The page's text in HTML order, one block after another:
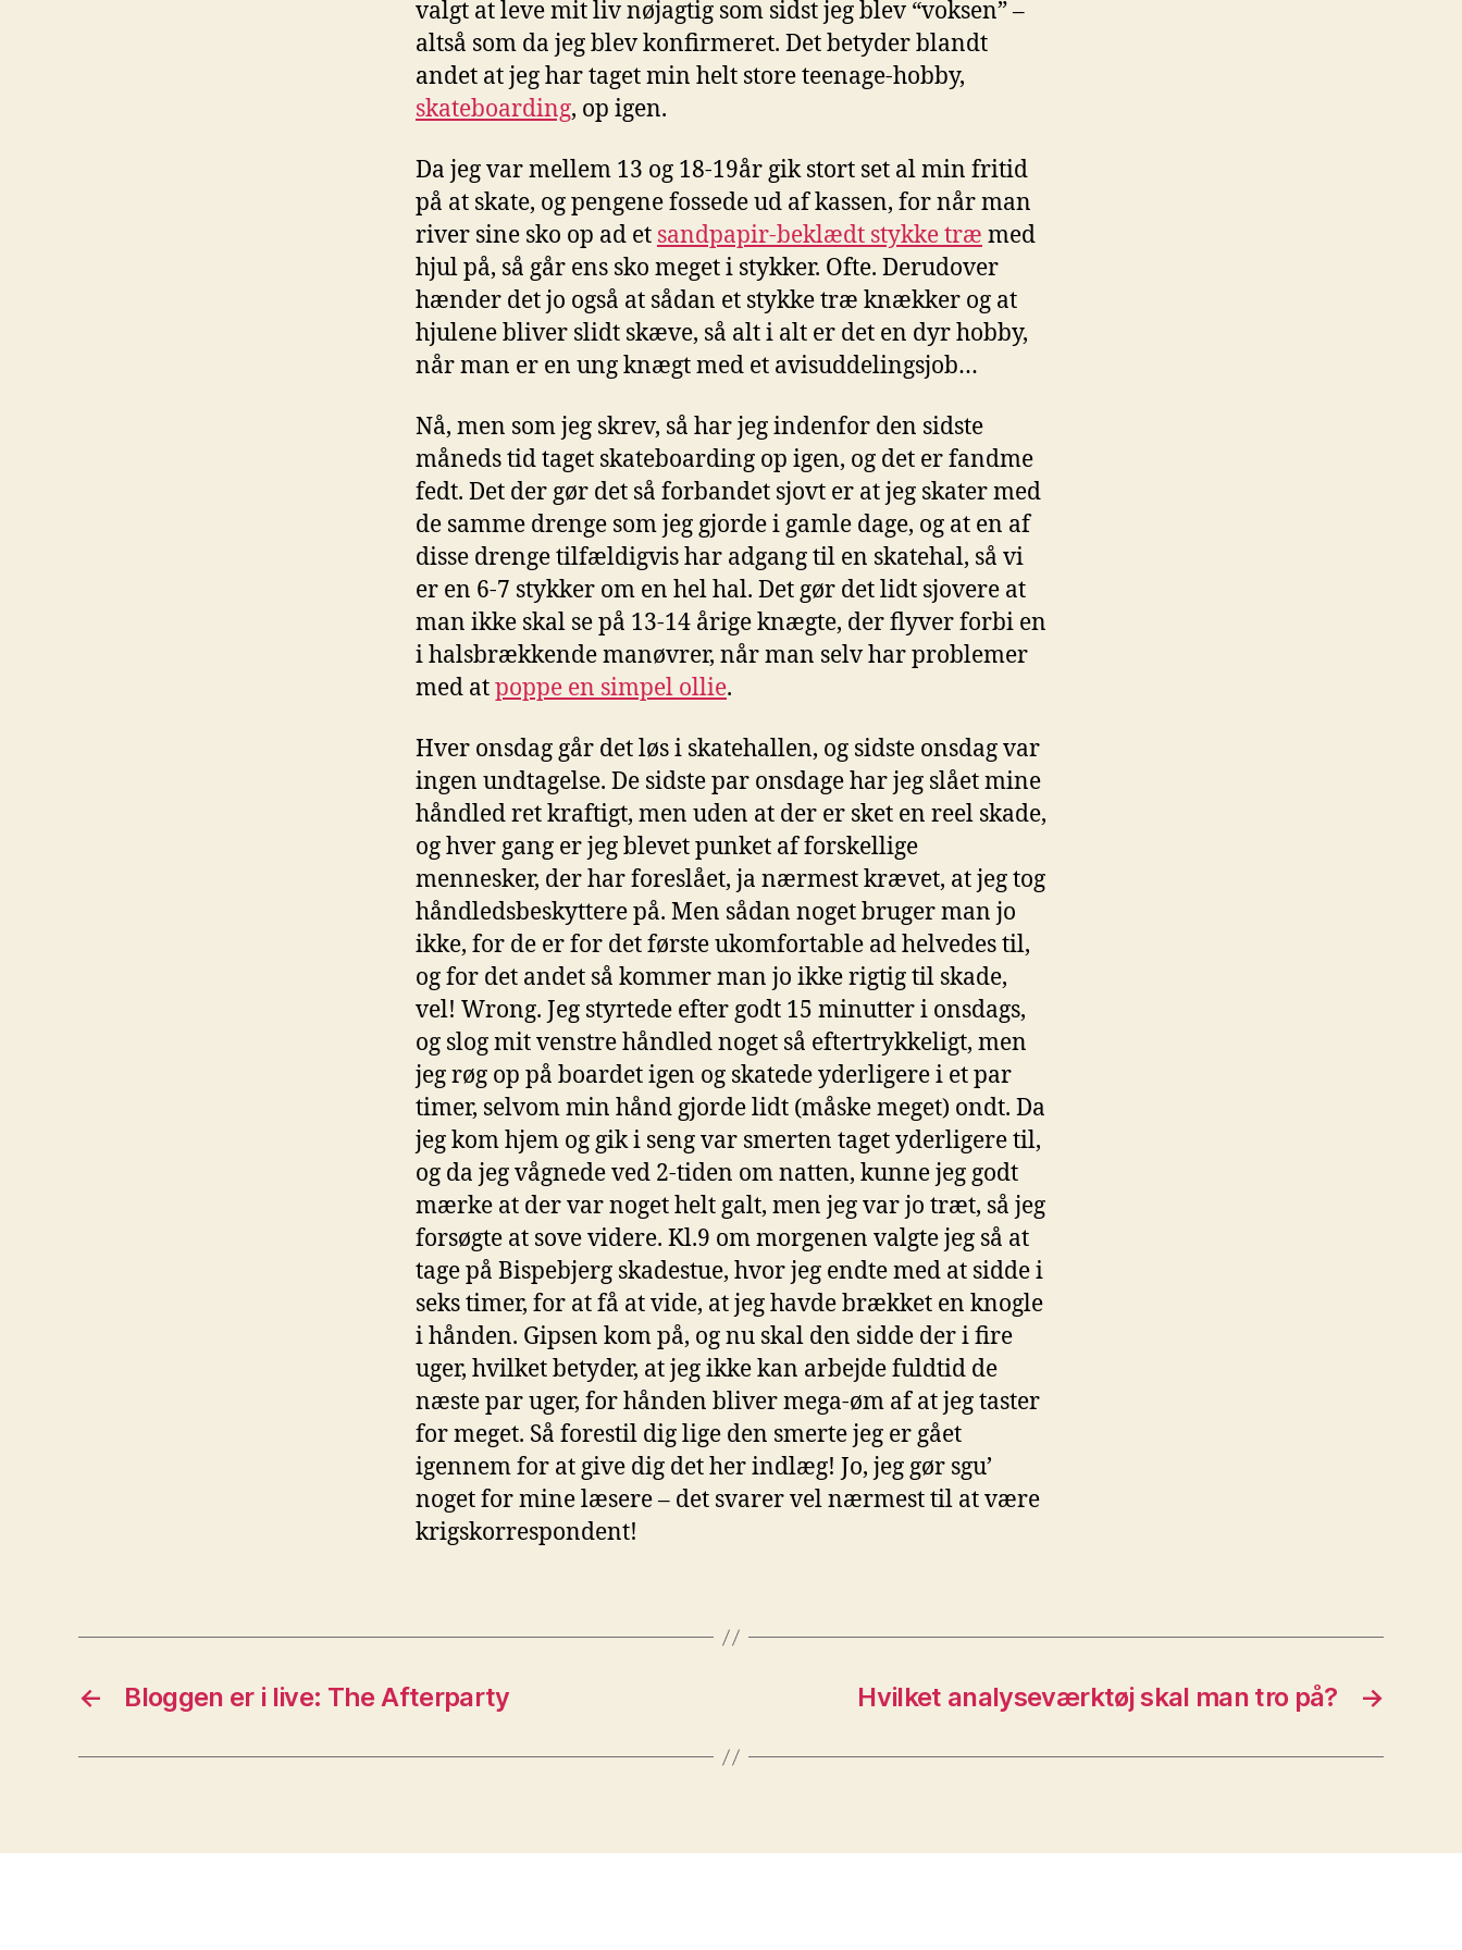
valgt at leve mit liv nøjagtig som sidst jeg blev “voksen” –
altså som da jeg blev konfirmeret. Det betyder blandt
andet at jeg har taget min helt store teenage-hobby,
skateboarding, op igen.
Da jeg var mellem 13 og 18-19år gik stort set al min fritid
på at skate, og pengene fossede ud af kassen, for når man
river sine sko op ad et sandpapir-beklædt stykke træ med
hjul på, så går ens sko meget i stykker. Ofte. Derudover
hænder det jo også at sådan et stykke træ knækker og at
hjulene bliver slidt skæve, så alt i alt er det en dyr hobby,
når man er en ung knægt med et avisuddelingsjob…
Nå, men som jeg skrev, så har jeg indenfor den sidste
måneds tid taget skateboarding op igen, og det er fandme
fedt. Det der gør det så forbandet sjovt er at jeg skater med
de samme drenge som jeg gjorde i gamle dage, og at en af
disse drenge tilfældigvis har adgang til en skatehal, så vi
er en 6-7 stykker om en hel hal. Det gør det lidt sjovere at
man ikke skal se på 13-14 årige knægte, der flyver forbi en
i halsbrækkende manøvrer, når man selv har problemer
med atpoppe en simpel ollie.
Hver onsdag går det løs i skatehallen, og sidste onsdag var
ingen undtagelse. De sidste par onsdage har jeg slået mine
håndled ret kraftigt, men uden at der er sket en reel skade,
og hver gang er jeg blevet punket af forskellige
mennesker, der har foreslået, ja nærmest krævet, at jeg tog
håndledsbeskyttere på. Men sådan noget bruger man jo
ikke, for de er for det første ukomfortable ad helvedes til,
og for det andet så kommer man jo ikke rigtig til skade,
vel! Wrong. Jeg styrtede efter godt 15 minutter i onsdags,
og slog mit venstre håndled noget så eftertrykkeligt, men
jeg røg op på boardet igen og skatede yderligere i et par
timer, selvom min hånd gjorde lidt (måske meget) ondt. Da
jeg kom hjem og gik i seng var smerten taget yderligere til,
og da jeg vågnede ved 2-tiden om natten, kunne jeg godt
mærke at der var noget helt galt, men jeg var jo træt, så jeg
forsøgte at sove videre. Kl.9 om morgenen valgte jeg så at
tage på Bispebjerg skadestue, hvor jeg endte med at sidde i
seks timer, for at få at vide, at jeg havde brækket en knogle
i hånden. Gipsen kom på, og nu skal den sidde der i fire
uger, hvilket betyder, at jeg ikke kan arbejde fuldtid de
næste par uger, for hånden bliver mega-øm af at jeg taster
for meget. Så forestil dig lige den smerte jeg er gået
igennem for at give dig det her indlæg! Jo, jeg gør sgu’
noget for mine læsere – det svarer vel nærmest til at være
krigskorrespondent!
← Bloggen er i live: The Afterparty →
Hvilket analyseværktøj skal man tro på?